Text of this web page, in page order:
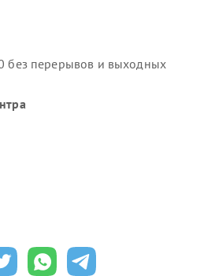
без перерывов и выходных